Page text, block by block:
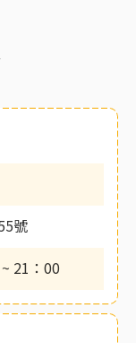
號
21：00